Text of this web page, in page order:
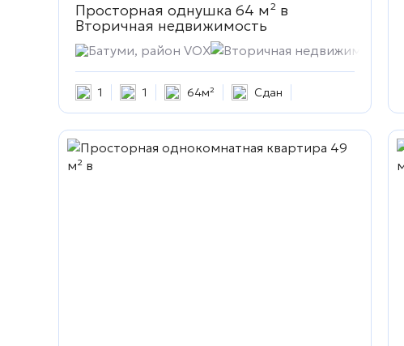
Просторная однушка 64 м² в
Вторичная недвижимость
Батуми, район VOX Вторичная недвижимость
1 1 64м² Сдан